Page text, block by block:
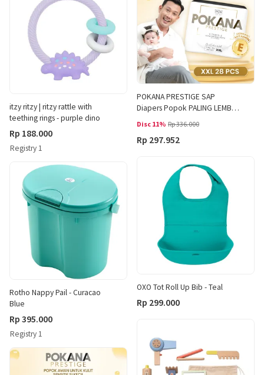
itzy ritzy | ritzy rattle with
teething rings - purple dino
Rp 188.000
Registry 1
Rotho Nappy Pail - Curacao
Blue
Rp 395.000
Registry 1
POKANA PRESTIGE SAP
Diapers Popok PALING LEMBUT
dengan Vitamin E Anti Gumpal
Disc 11% Rp 336.000
Rp 297.952
OXO Tot Roll Up Bib - Teal
Rp 299.000